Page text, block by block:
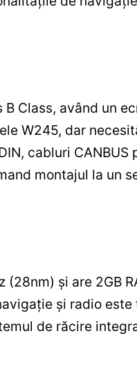
Class, având un
W245, dar
cabluri CANBUS
montajul la un
și are 2GB
și radio
de răcire